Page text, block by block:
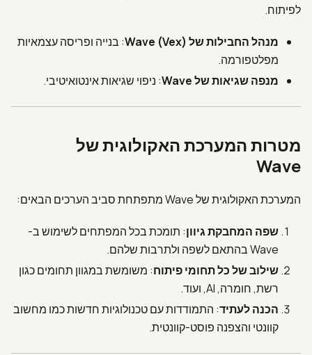
לפיתוח.
מנהל החבילות של Wave (Vex)
: בנייה ופריסה עצמאיות
מפלטפורמה.
מנפה שגיאות של Wave
: ניפוי שגיאות אינטואיטיבי.
מטרות המערכת האקולוגית של
Wave
המערכת האקולוגית של Wave מתפתחת סביב הערכים הבאים:
שפה המחבקת גיוון: תומכת בכל המפתחים לשימוש ב-
Wave בהתאם לשפה ולתרבות שלהם.
שילוב של כל תחומי פיתוח: משומשת במגוון תחומים כגון
רשת, חומרה, AI, ועוד.
הכנה לעתיד: התמודדות עם טכנולוגיות חדשות כמו מחשוב
קוונטי והצפנה פוסט-קוונטית.